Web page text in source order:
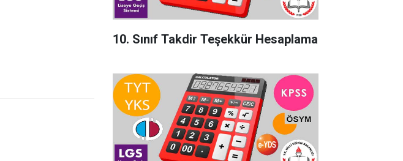
10. Sınıf Takdir Teşekkür Hesaplama